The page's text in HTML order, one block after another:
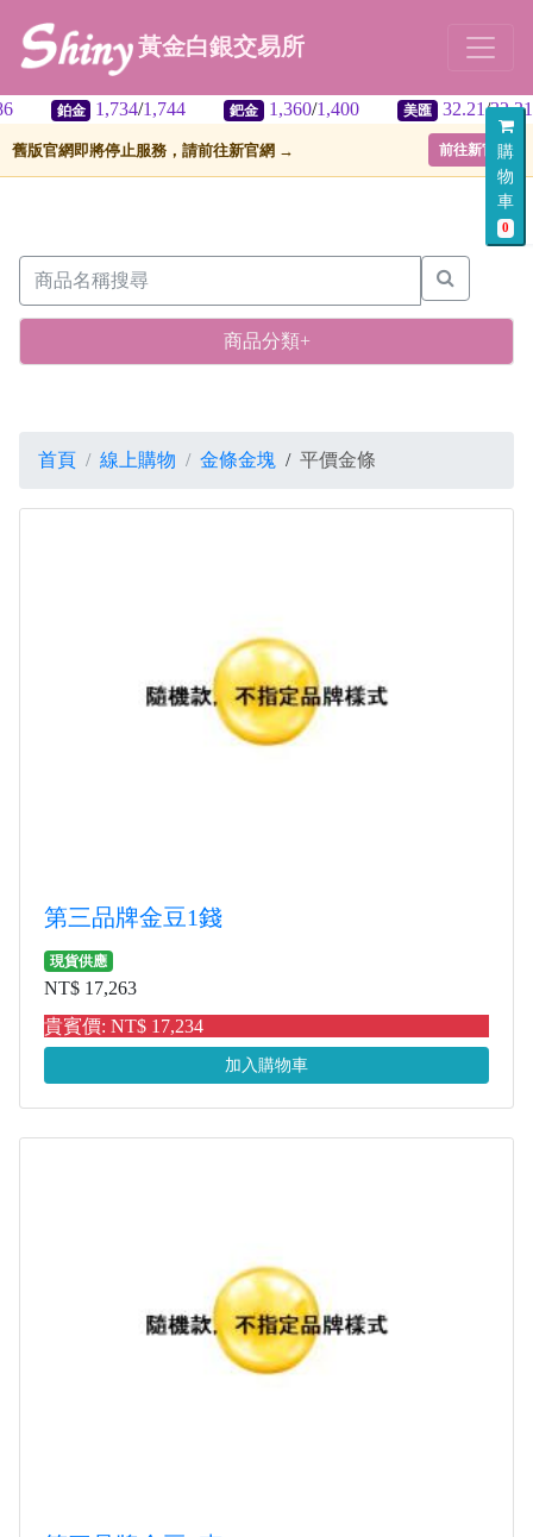
購
物
車
0
黃金白銀交易所
鉑金 1,734/1,744 鈀金 1,360/1,400 美匯 32.21/32.31
舊版官網即將停止服務，請前往新官網 → 前往新官網
商品分類+
首頁 線上購物 金條金塊 / 平價金條
第三品牌金豆1錢
現貨供應
NT$ 17,263
貴賓價: NT$ 17,234
加入購物車